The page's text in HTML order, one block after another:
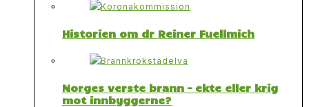
Historien om dr Reiner Fuellmich
Norges verste brann – ekte eller krig
mot innbyggerne?